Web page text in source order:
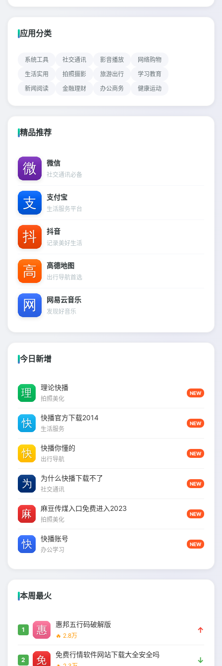
应用分类
系统工具 社交通讯 影音播放
网络购物
生活实用
拍照摄影 旅游出行
学习教育
新闻阅读
金融理财 办公商务 健康运动
精品推荐
微信
社交通讯必备
支付宝
生活服务平台
抖音
记录美好生活
高德地图
出行导航首选
网易云音乐
发现好音乐
今日新增
理论快播
拍照美化
NEW
快播官方下载2014
生活服务
NEW
快播你懂的
出行导航
NEW
为什么快播下载不了
社交通讯
NEW
麻豆传煤入口免费进入2023
拍照美化
NEW
快播账号
办公学习
NEW
本周最火
1
惠邦五行码破解版
🔥 2.8万
↑
2
免费行情软件网站下载大全安全吗
↓